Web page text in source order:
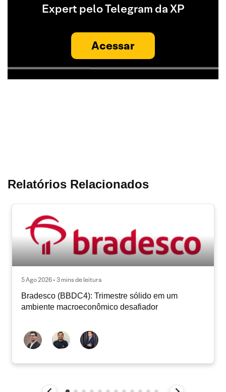
Expert pelo Telegram da XP
Acessar
Relatórios Relacionados
5 Ago 2026 • 3 mins de leitura
Bradesco (BBDC4): Trimestre sólido em um
ambiente macroeconômico desafiador